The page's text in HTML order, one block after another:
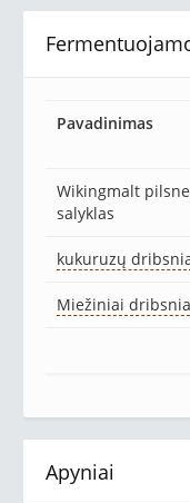
Pavadinimas
Wikingmalt
salyklas
kukuruzų
Miežiniai
Apyniai